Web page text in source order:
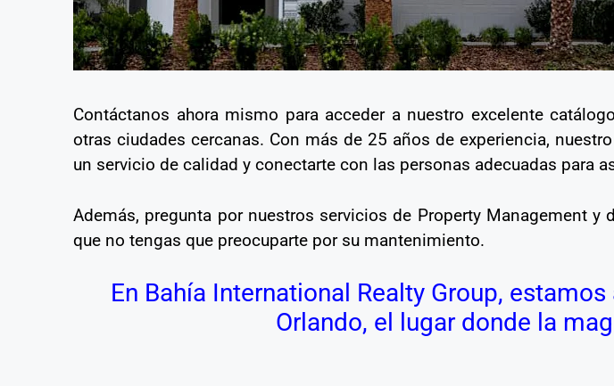
Contáctanos ahora mismo para acceder a nuestro excelente
otras ciudades cercanas. Con más de 25 años de experiencia,
un servicio de calidad y conectarte con las personas adecuadas para
Además, pregunta por nuestros servicios de Property Management
que no tengas que preocuparte por su mantenimiento.
En Bahía International Realty Group,
Orlando, el lugar donde la